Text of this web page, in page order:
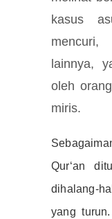
kasus
lainnya,
oleh
miris.
Qur‘an
dihalang-
yang